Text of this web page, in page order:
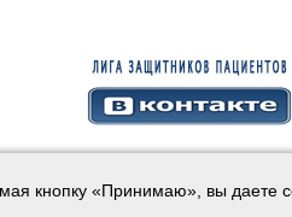
кнопку «Принимаю», вы даете